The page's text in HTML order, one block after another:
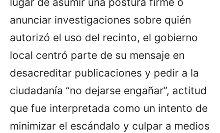
anunciar investigaciones sobre quién
autorizó el uso del recinto, el gobierno
local centró parte de su mensaje en
desacreditar publicaciones y pedir a la
ciudadanía “no dejarse engañar”, actitud
que fue interpretada como un intento de
minimizar el escándalo y culpar a medios